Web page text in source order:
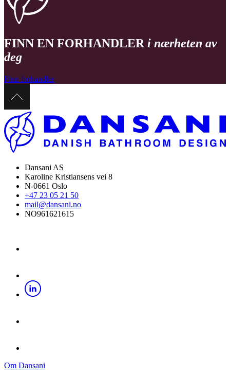
FINN EN FORHANDLER i nærheten av
deg
Finn forhandler
Dansani AS
Karoline Kristiansens vei 8
N-0661 Oslo
+47 23 05 21 50
mail@dansani.no
NO961621615
Om Dansani